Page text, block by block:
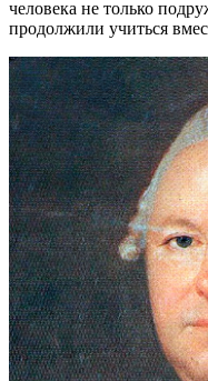
человека не только
продолжили учиться